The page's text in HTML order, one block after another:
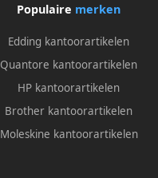
Populaire merken
Edding kantoorartikelen
Quantore kantoorartikelen
HP kantoorartikelen
Brother kantoorartikelen
Moleskine kantoorartikelen